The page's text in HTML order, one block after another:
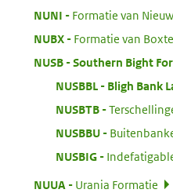
NUNI
Formatie van
NUBX:
Formatie van
NUSB:
Southern Bight
NUSBBL
Bligh Bank
NUSBTB:
NUSBBU:
NUSBIG:
NUUA
Urania Formatie